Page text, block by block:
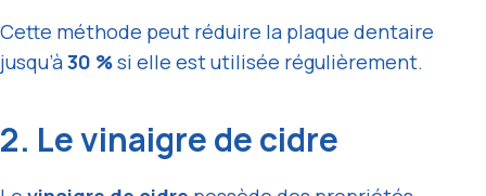
Cette méthode peut réduire la plaque dentaire
jusqu’à30 %si elle est utilisée régulièrement.
2. Le vinaigre de cidre